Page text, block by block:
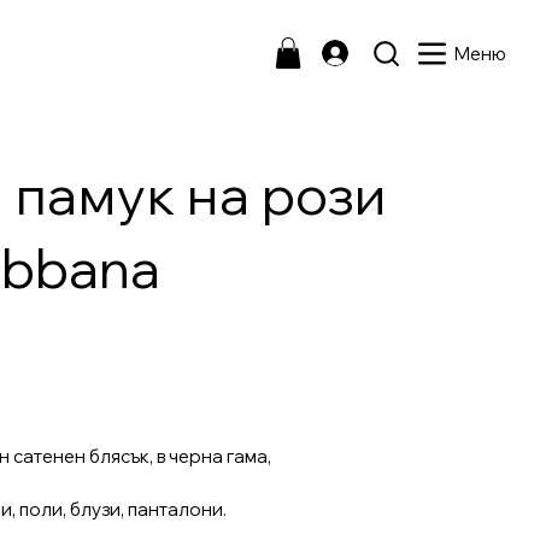
Меню
на рози
сатенен блясък, в черна гама,
поли, блузи, панталони.